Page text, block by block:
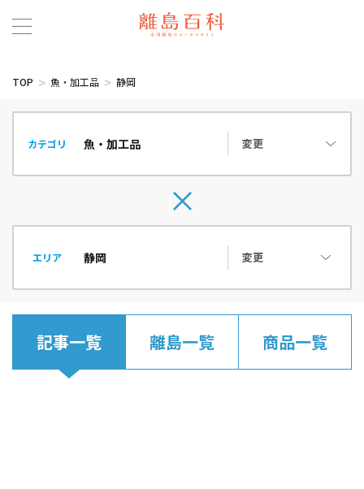
TOP 魚・加工品 静岡
カテゴリ 変更
エリア 変更
記事一覧 離島一覧 商品一覧